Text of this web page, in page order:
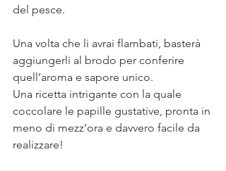
del pesce. ⠀
Una volta che li avrai flambati, basterà
aggiungerli al brodo per conferire
quell’aroma e sapore unico.⠀
Una ricetta intrigante con la quale
coccolare le papille gustative, pronta in
meno di mezz’ora e davvero facile da
realizzare! ⠀